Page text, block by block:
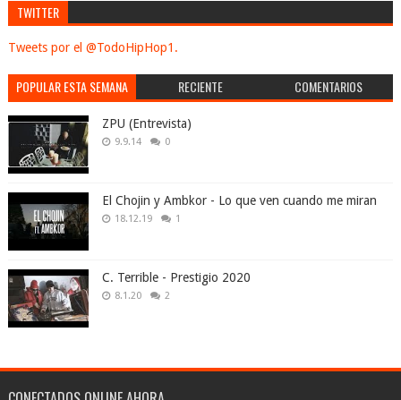
TWITTER
Tweets por el @TodoHipHop1.
POPULAR ESTA SEMANA RECIENTE COMENTARIOS
ZPU (Entrevista)
9.9.14 0
El Chojin y Ambkor - Lo que ven cuando me miran
18.12.19 1
C. Terrible - Prestigio 2020
8.1.20 2